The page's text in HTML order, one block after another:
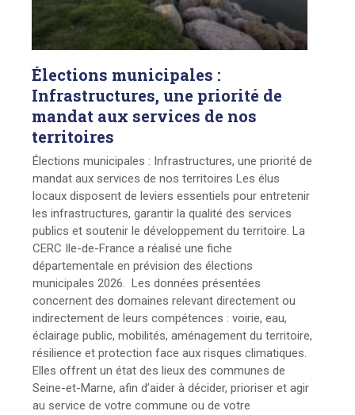
Élections municipales :
Infrastructures, une priorité de
mandat aux services de nos
territoires
Élections municipales : Infrastructures, une priorité de
mandat aux services de nos territoires Les élus
locaux disposent de leviers essentiels pour entretenir
les infrastructures, garantir la qualité des services
publics et soutenir le développement du territoire. La
CERC Ile-de-France a réalisé une fiche
départementale en prévision des élections
municipales 2026. Les données présentées
concernent des domaines relevant directement ou
indirectement de leurs compétences : voirie, eau,
éclairage public, mobilités, aménagement du territoire,
résilience et protection face aux risques climatiques.
Elles offrent un état des lieux des communes de
Seine-et-Marne, afin d’aider à décider, prioriser et agir
au service de votre commune ou de votre